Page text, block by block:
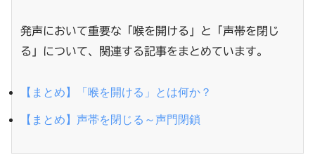
発声において重要な「喉を開ける」と「声帯を閉じ
る」について、関連する記事をまとめています。
【まとめ】「喉を開ける」とは何か？
【まとめ】声帯を閉じる～声門閉鎖